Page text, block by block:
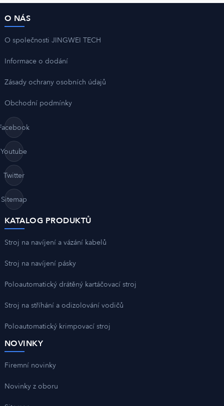
O NÁS
O společnosti JINGWEI TECH
Informace o dodání
Zásady ochrany osobních údajů
Obchodní podmínky
Youtube
Twitter
Sitemap
KATALOG PRODUKTŮ
Stroj na navíjení a vázání kabelů
Stroj na navíjení pásky
Poloautomatický drátěný kartáčovací stroj
Stroj na stříhání a odizolování vodičů
Poloautomatický krimpovací stroj
NOVINKY
Firemní novinky
Novinky z oboru